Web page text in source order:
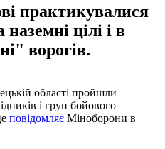
практикувалися
цілі і в
ворогів.
області пройшли
і груп бойового
повідомляє Міноборони в